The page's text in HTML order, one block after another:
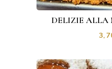
DELIZIE ALLA